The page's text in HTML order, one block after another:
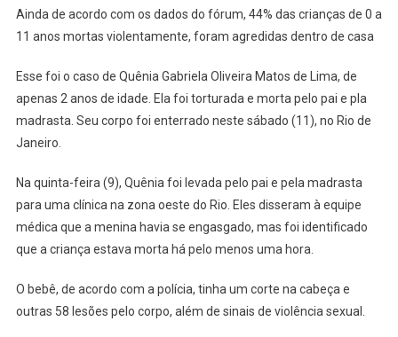
Ainda de acordo com os dados do fórum, 44% das crianças de 0 a
11 anos mortas violentamente, foram agredidas dentro de casa
Esse foi o caso de Quênia Gabriela Oliveira Matos de Lima, de
apenas 2 anos de idade. Ela foi torturada e morta pelo pai e pla
madrasta. Seu corpo foi enterrado neste sábado (11), no Rio de
Janeiro.
Na quinta-feira (9), Quênia foi levada pelo pai e pela madrasta
para uma clínica na zona oeste do Rio. Eles disseram à equipe
médica que a menina havia se engasgado, mas foi identificado
que a criança estava morta há pelo menos uma hora.
O bebê, de acordo com a polícia, tinha um corte na cabeça e
outras 58 lesões pelo corpo, além de sinais de violência sexual.